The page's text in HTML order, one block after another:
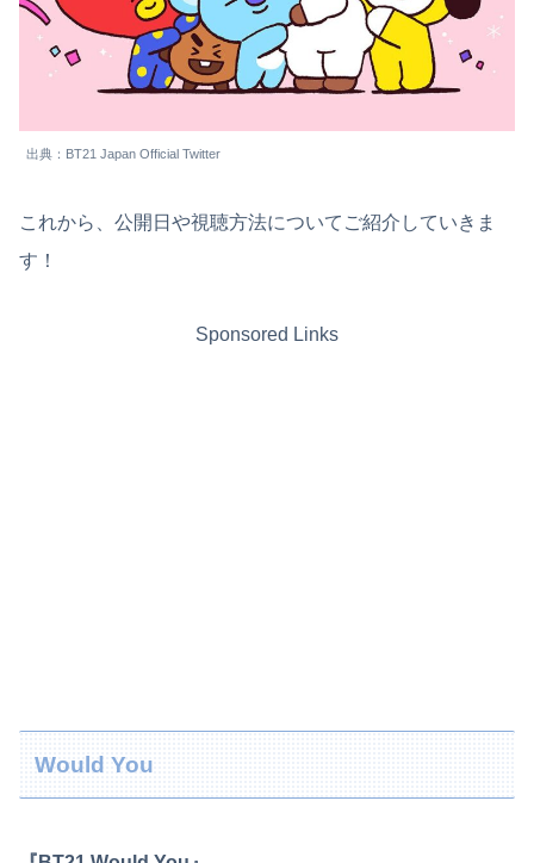
出典：BT21 Japan Official Twitter
これから、公開日や視聴方法についてご紹介していきま
す！
Sponsored Links
Would You